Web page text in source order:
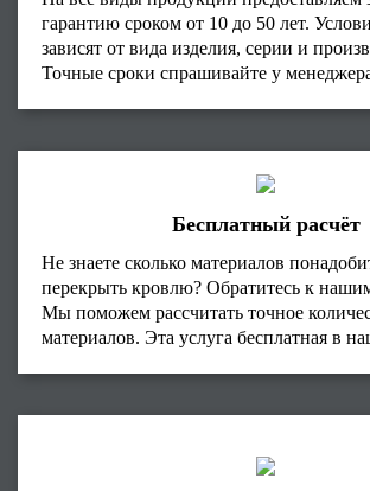
гарантию сроком от 10 до 50 лет.
зависят от вида изделия, серии и
Точные сроки спрашивайте у
Бесплатный расчёт
Не знаете сколько материалов
перекрыть кровлю? Обратитесь к
Мы поможем рассчитать точное
материалов. Эта услуга бесплатная в